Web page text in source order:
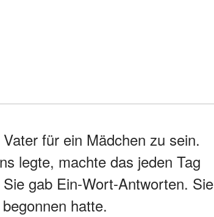
für ein Mädchen zu sein.
legte, machte das jeden Tag
gab Ein-Wort-Antworten. Sie
hatte.